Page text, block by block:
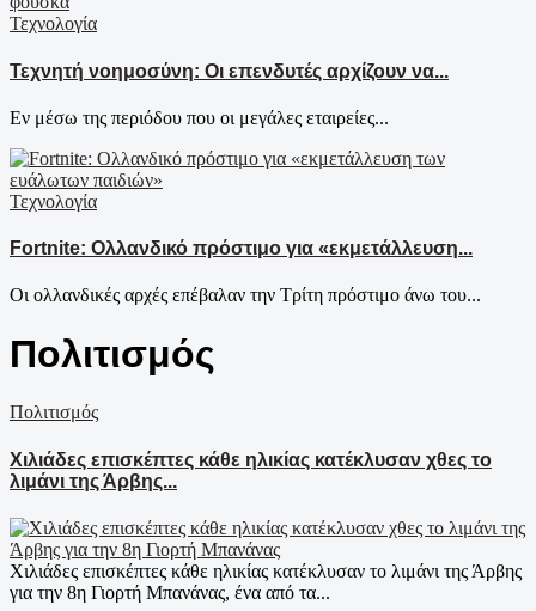
Τεχνολογία
Τεχνητή νοημοσύνη: Οι επενδυτές αρχίζουν να...
Εν μέσω της περιόδου που οι μεγάλες εταιρείες...
Τεχνολογία
Fortnite: Ολλανδικό πρόστιμο για «εκμετάλλευση...
Οι ολλανδικές αρχές επέβαλαν την Τρίτη πρόστιμο άνω του...
Πολιτισμός
Πολιτισμός
Χιλιάδες επισκέπτες κάθε ηλικίας κατέκλυσαν χθες το
λιμάνι της Άρβης...
Χιλιάδες επισκέπτες κάθε ηλικίας κατέκλυσαν το λιμάνι της Άρβης
για την 8η Γιορτή Μπανάνας, ένα από τα...